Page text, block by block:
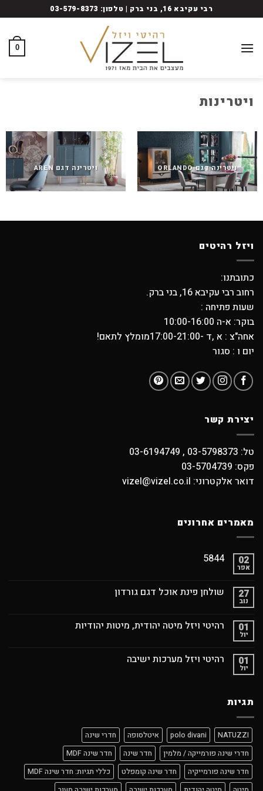
to
רבי עקיבא 16, בני ברק | טלפון: 03-579-8373
0
ויטרינות
ויטרינה דגם ORLANDO ויטרינה דגם AREN
ויזל רהיטים
כתובתנו:
רחוב רבי עקיבא 16, בני ברק.
שעות פתיחה :
בוקר: א-ה 10:00-16:00
אחה"צ : א ,ד -17:00-21:00מומלץ לתאם!
יום ו : סגור
יצירת קשר
טל: 03-5798373 , 03-6194749
פקס: 03-5704739
דואר אלקטרוני: vizel@vizel.co.il
מאמרים אחרונים
02
אפר
5844
27
נוב
שולחן פינת אוכל דגם גורדון
01
יול
רהיטי ויזל מיטה יהודית, מיטות יהודיות
01
יול
רהיטי ויזל מערכות ישיבה
תגיות
NATUZZI
polo divani איטלסופה
חדרי שינה
חדרי שינה פורמייקה / מלמין
חדר שינה
חדר שינה MDF
חדר שינה פורמייקיה
חדר שינה קומפלט
כללי תגיות: חדר שינה MDF